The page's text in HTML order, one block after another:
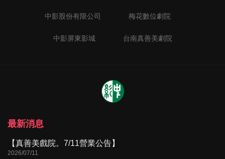
中影股份有限公司 梅花數位劇院
中影屏東影城 台南真善美劇院
最新消息
【真善美戲院。7/11營業公告】
2026/07/11